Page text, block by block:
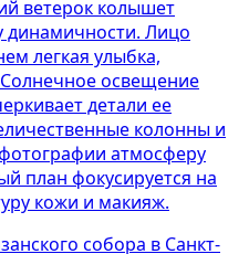
собора в Санкт-